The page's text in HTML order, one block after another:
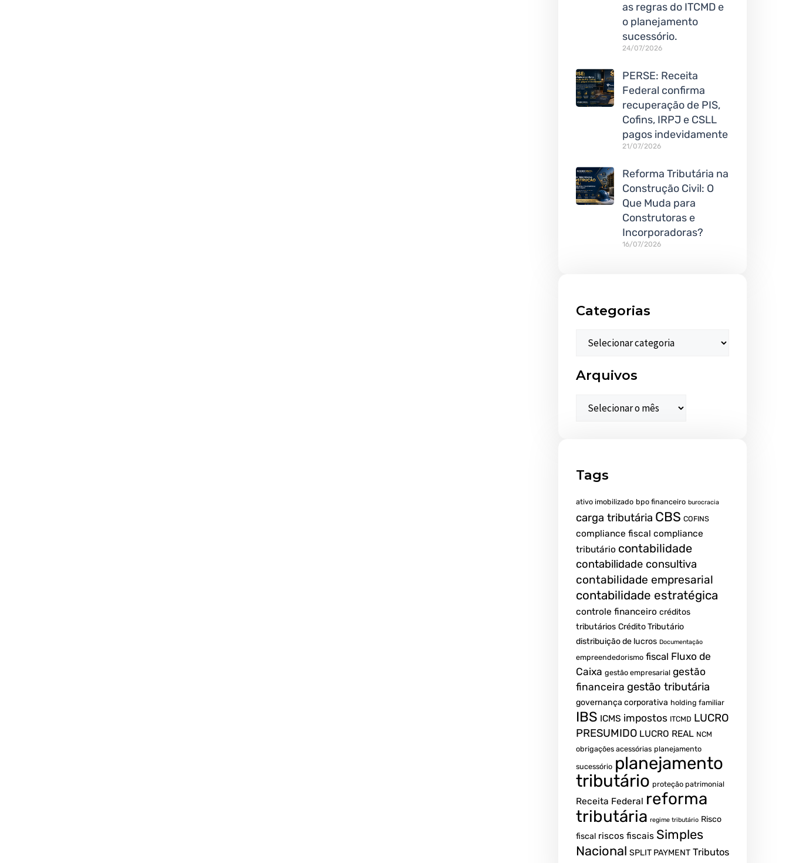
as regras do ITCMD e
o planejamento
sucessório.
24/07/2026
PERSE: Receita
Federal confirma
recuperação de PIS,
Cofins, IRPJ e CSLL
pagos indevidamente
21/07/2026
Reforma Tributária na
Construção Civil: O
Que Muda para
Construtoras e
Incorporadoras?
16/07/2026
Categorias
Arquivos
Tags
ativo imobilizado bpo financeiro burocracia
carga tributária CBS COFINS
compliance fiscal compliance
tributário contabilidade
contabilidade consultiva
contabilidade empresarial
contabilidade estratégica
controle financeiro créditos
tributários Crédito Tributário
distribuição de lucros Documentação
empreendedorismo fiscal Fluxo de
Caixa gestão empresarial gestão
financeira gestão tributária
governança corporativa holding familiar
IBS ICMS impostos ITCMD LUCRO
PRESUMIDO LUCRO REAL NCM
obrigações acessórias planejamento
sucessório planejamento
tributário proteção patrimonial
Receita Federal reforma
tributária regime tributário Risco
fiscal riscos fiscais Simples
Nacional SPLIT PAYMENT Tributos